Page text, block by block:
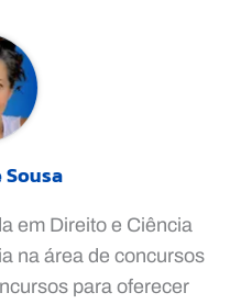
Sousa
em Direito e Ciência
na área de concursos
para oferecer